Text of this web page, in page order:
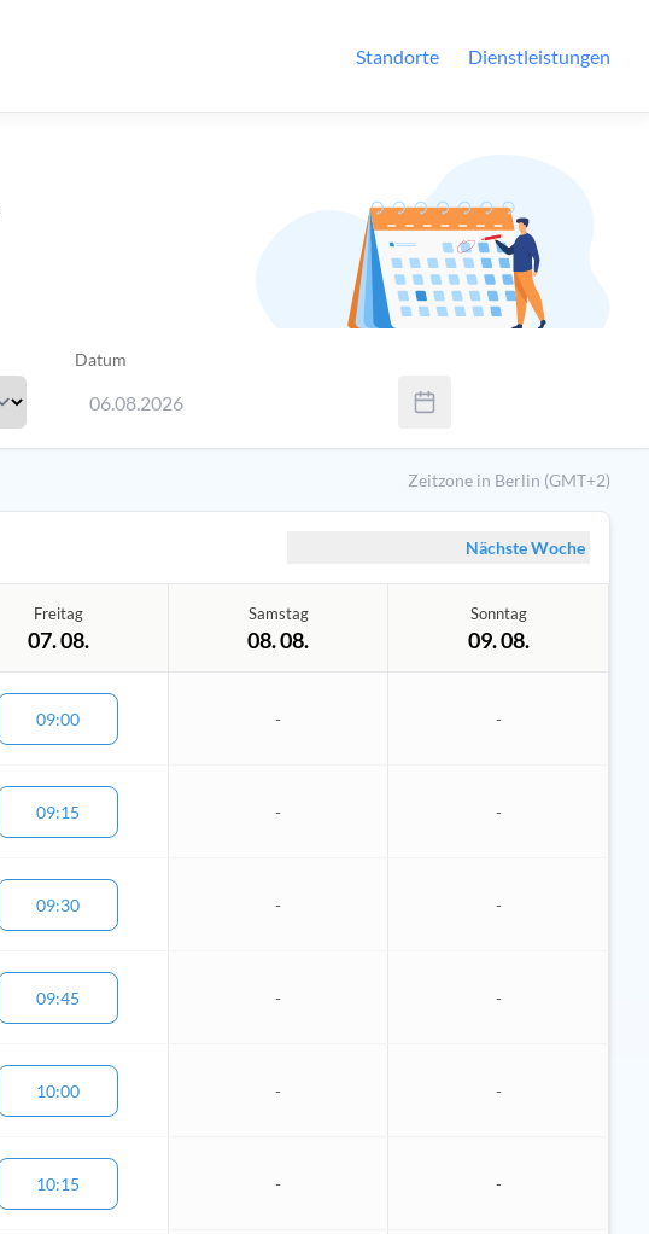
Standorte Dienstleistungen
Datum
06.08.2026
Zeitzone in Berlin (GMT+2)
Nächste Woche
Freitag
07. 08.
Samstag
08. 08.
Sonntag
09. 08.
09:00 - -
09:15 - -
09:30 - -
09:45 - -
10:00 - -
10:15 - -